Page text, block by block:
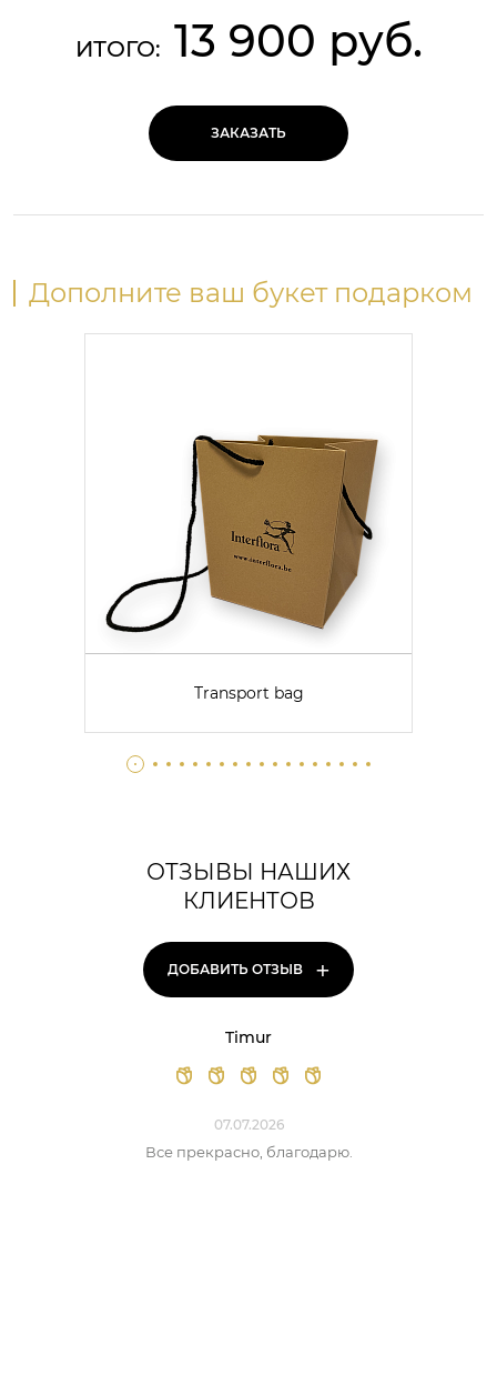
ИТОГО: 13 900 руб.
ЗАКАЗАТЬ
Дополните ваш букет подарком
Transport bag
ОТЗЫВЫ НАШИХ
КЛИЕНТОВ
ДОБАВИТЬ ОТЗЫВ +
Timur
07.07.2026
Все прекрасно, благодарю.